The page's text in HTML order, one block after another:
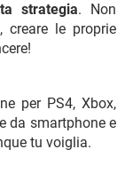
strategia. Non
creare le proprie
per PS4, Xbox,
da smartphone e
tu voiglia.